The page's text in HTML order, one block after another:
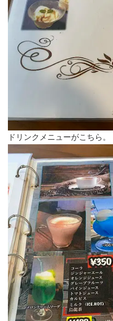
ドリンクメニューがこちら。